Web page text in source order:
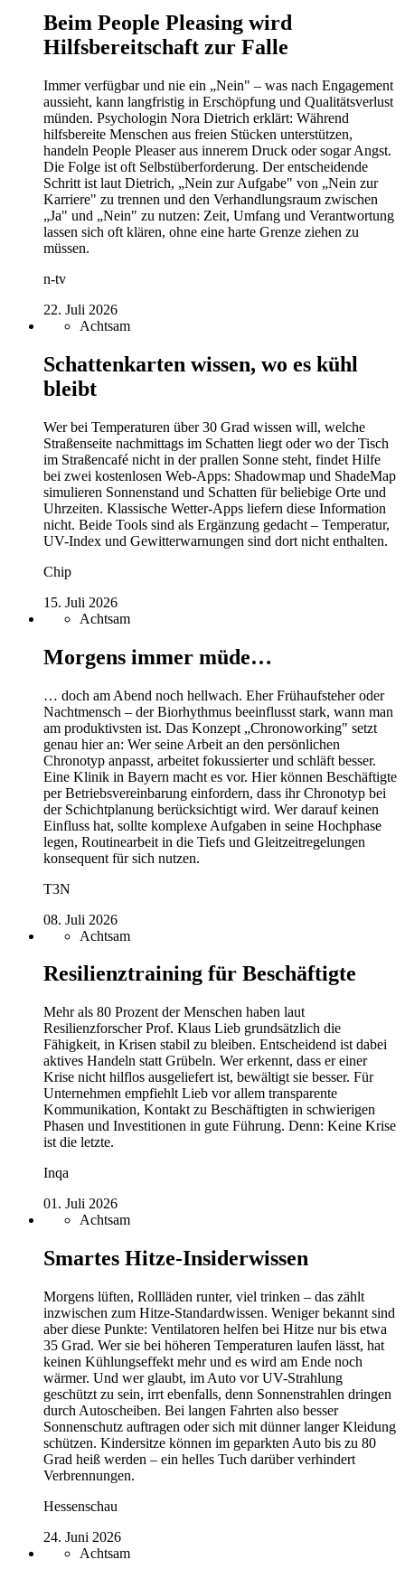
Beim People Pleasing wird
Hilfsbereitschaft zur Falle
Immer verfügbar und nie ein „Nein" – was nach Engagement
aussieht, kann langfristig in Erschöpfung und Qualitätsverlust
münden. Psychologin Nora Dietrich erklärt: Während
hilfsbereite Menschen aus freien Stücken unterstützen,
handeln People Pleaser aus innerem Druck oder sogar Angst.
Die Folge ist oft Selbstüberforderung. Der entscheidende
Schritt ist laut Dietrich, „Nein zur Aufgabe" von „Nein zur
Karriere" zu trennen und den Verhandlungsraum zwischen
„Ja" und „Nein" zu nutzen: Zeit, Umfang und Verantwortung
lassen sich oft klären, ohne eine harte Grenze ziehen zu
müssen.
n-tv
22. Juli 2026
Achtsam
Schattenkarten wissen, wo es kühl
bleibt
Wer bei Temperaturen über 30 Grad wissen will, welche
Straßenseite nachmittags im Schatten liegt oder wo der Tisch
im Straßencafé nicht in der prallen Sonne steht, findet Hilfe
bei zwei kostenlosen Web-Apps: Shadowmap und ShadeMap
simulieren Sonnenstand und Schatten für beliebige Orte und
Uhrzeiten. Klassische Wetter-Apps liefern diese Information
nicht. Beide Tools sind als Ergänzung gedacht – Temperatur,
UV-Index und Gewitterwarnungen sind dort nicht enthalten.
Chip
15. Juli 2026
Achtsam
Morgens immer müde…
… doch am Abend noch hellwach. Eher Frühaufsteher oder
Nachtmensch – der Biorhythmus beeinflusst stark, wann man
am produktivsten ist. Das Konzept „Chronoworking" setzt
genau hier an: Wer seine Arbeit an den persönlichen
Chronotyp anpasst, arbeitet fokussierter und schläft besser.
Eine Klinik in Bayern macht es vor. Hier können Beschäftigte
per Betriebsvereinbarung einfordern, dass ihr Chronotyp bei
der Schichtplanung berücksichtigt wird. Wer darauf keinen
Einfluss hat, sollte komplexe Aufgaben in seine Hochphase
legen, Routinearbeit in die Tiefs und Gleitzeitregelungen
konsequent für sich nutzen.
T3N
08. Juli 2026
Achtsam
Resilienztraining für Beschäftigte
Mehr als 80 Prozent der Menschen haben laut
Resilienzforscher Prof. Klaus Lieb grundsätzlich die
Fähigkeit, in Krisen stabil zu bleiben. Entscheidend ist dabei
aktives Handeln statt Grübeln. Wer erkennt, dass er einer
Krise nicht hilflos ausgeliefert ist, bewältigt sie besser. Für
Unternehmen empfiehlt Lieb vor allem transparente
Kommunikation, Kontakt zu Beschäftigten in schwierigen
Phasen und Investitionen in gute Führung. Denn: Keine Krise
ist die letzte.
Inqa
01. Juli 2026
Achtsam
Smartes Hitze-Insiderwissen
Morgens lüften, Rollläden runter, viel trinken – das zählt
inzwischen zum Hitze-Standardwissen. Weniger bekannt sind
aber diese Punkte: Ventilatoren helfen bei Hitze nur bis etwa
35 Grad. Wer sie bei höheren Temperaturen laufen lässt, hat
keinen Kühlungseffekt mehr und es wird am Ende noch
wärmer. Und wer glaubt, im Auto vor UV-Strahlung
geschützt zu sein, irrt ebenfalls, denn Sonnenstrahlen dringen
durch Autoscheiben. Bei langen Fahrten also besser
Sonnenschutz auftragen oder sich mit dünner langer Kleidung
schützen. Kindersitze können im geparkten Auto bis zu 80
Grad heiß werden – ein helles Tuch darüber verhindert
Verbrennungen.
Hessenschau
24. Juni 2026
Achtsam